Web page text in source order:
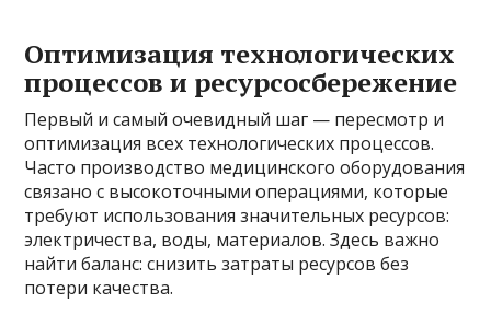
Оптимизация технологических
процессов и ресурсосбережение
Первый и самый очевидный шаг — пересмотр и
оптимизация всех технологических процессов.
Часто производство медицинского оборудования
связано с высокоточными операциями, которые
требуют использования значительных ресурсов:
электричества, воды, материалов. Здесь важно
найти баланс: снизить затраты ресурсов без
потери качества.